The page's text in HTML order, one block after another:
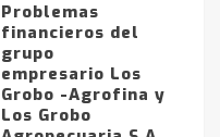
Problemas
financieros del
grupo
empresario Los
Grobo -Agrofina y
Los Grobo